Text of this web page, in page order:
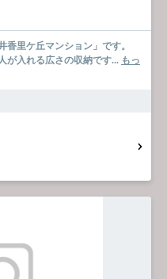
里ケ丘マンション」です。
が入れる広さの収納です... もっ